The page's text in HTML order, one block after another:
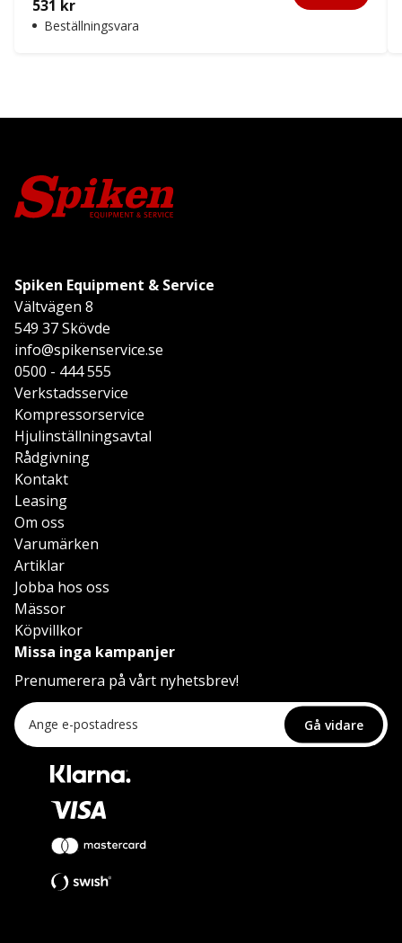
531 kr
Beställningsvara
Spiken Equipment & Service
Vältvägen 8
549 37 Skövde
info@spikenservice.se
0500 - 444 555
Verkstadsservice
Kompressorservice
Hjulinställningsavtal
Rådgivning
Kontakt
Leasing
Om oss
Varumärken
Artiklar
Jobba hos oss
Mässor
Köpvillkor
Missa inga kampanjer
Prenumerera på vårt nyhetsbrev!
Gå vidare